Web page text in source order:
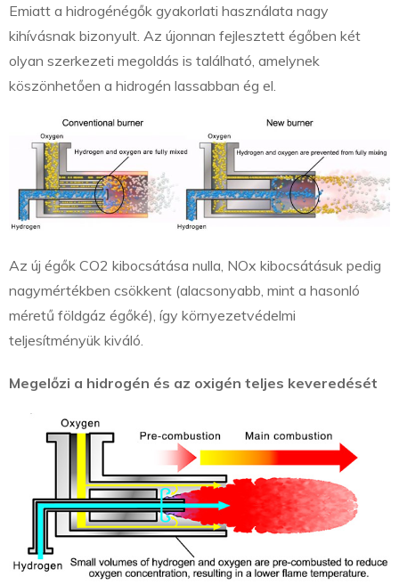
Emiatt a hidrogénégők gyakorlati használata nagy
kihívásnak bizonyult. Az újonnan fejlesztett égőben két
olyan szerkezeti megoldás is található, amelynek
köszönhetően a hidrogén lassabban ég el.
Az új égők CO2 kibocsátása nulla, NOx kibocsátásuk pedig
nagymértékben csökkent (alacsonyabb, mint a hasonló
méretű földgáz égőké), így környezetvédelmi
teljesítményük kiváló.
Megelőzi a hidrogén és az oxigén teljes keveredését